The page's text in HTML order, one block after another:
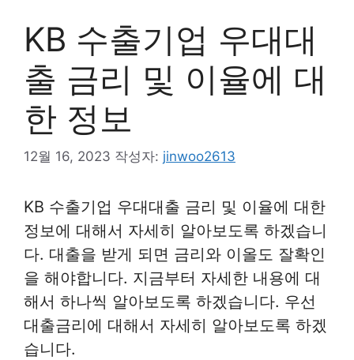
KB 수출기업 우대대
출 금리 및 이율에 대
한 정보
12월 16, 2023 작성자: jinwoo2613
KB 수출기업 우대대출 금리 및 이율에 대한
정보에 대해서 자세히 알아보도록 하겠습니
다. 대출을 받게 되면 금리와 이올도 잘확인
을 해야합니다. 지금부터 자세한 내용에 대
해서 하나씩 알아보도록 하겠습니다. 우선
대출금리에 대해서 자세히 알아보도록 하겠
습니다.